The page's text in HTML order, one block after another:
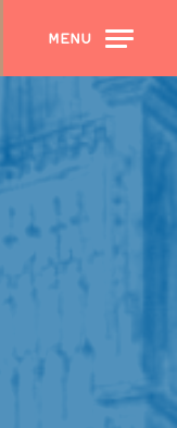
MENU